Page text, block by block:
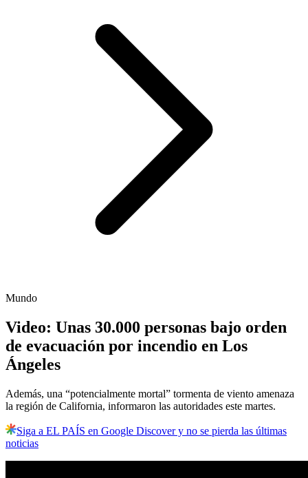
Mundo
Video: Unas 30.000 personas bajo orden
de evacuación por incendio en Los
Ángeles
Además, una “potencialmente mortal” tormenta de viento amenaza
la región de California, informaron las autoridades este martes.
Siga a EL PAÍS en Google Discover y no se pierda las últimas
noticias